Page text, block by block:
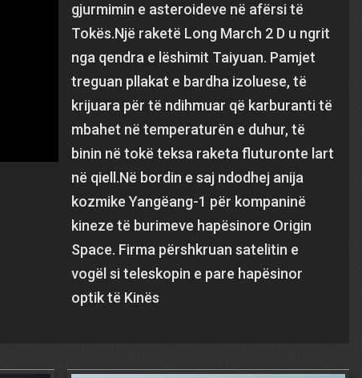
gjurmimin e asteroideve në afërsi të
Tokës.Një raketë Long March 2 D u ngrit
nga qendra e lëshimit Taiyuan. Pamjet
treguan pllakat e bardha izoluese, të
krijuara për të ndihmuar që karburanti të
mbahet në temperaturën e duhur, të
binin në tokë teksa raketa fluturonte lart
në qiell.Në bordin e saj ndodhej anija
kozmike Yangëang-1 për kompaninë
kineze të burimeve hapësinore Origin
Space. Firma përshkruan satelitin e
vogël si teleskopin e pare hapësinor
optik të Kinës